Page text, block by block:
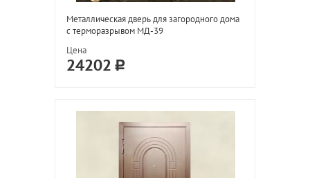
Металлическая дверь для загородного дома
с терморазрывом МД-39
Цена
24202